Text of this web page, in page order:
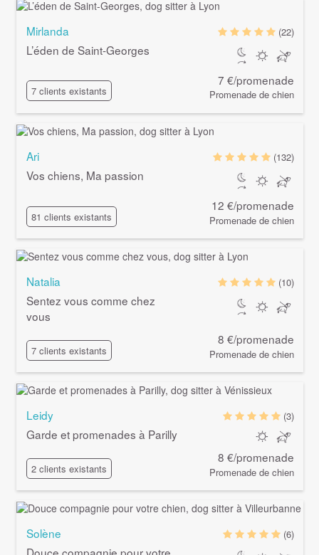
Mirlanda
L’éden de Saint-Georges
7 clients existants
(22)
7 €/promenade
Promenade de chien
Ari
Vos chiens, Ma passion
81 clients existants
(132)
12 €/promenade
Promenade de chien
Natalia
Sentez vous comme chez
vous
7 clients existants
(10)
8 €/promenade
Promenade de chien
Leidy
Garde et promenades à Parilly
2 clients existants
(3)
8 €/promenade
Promenade de chien
Solène
(6)